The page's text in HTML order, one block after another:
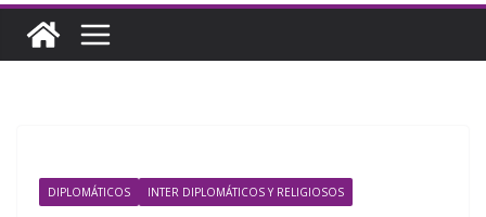
DIPLOMÁTICOS INTER DIPLOMÁTICOS Y RELIGIOSOS